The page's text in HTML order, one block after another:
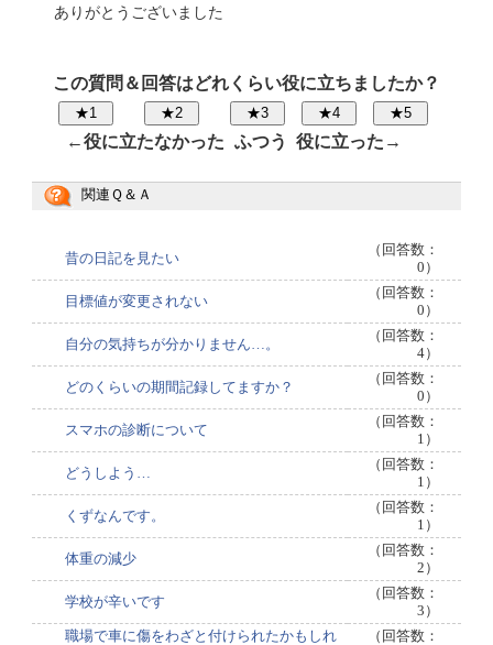
ありがとうございました
この質問＆回答はどれくらい役に立ちましたか？
←役に立たなかった ふつう 役に立った→
関連Ｑ＆Ａ
昔の日記を見たい
（回答数：
0）
目標値が変更されない
（回答数：
0）
自分の気持ちが分かりません…。
（回答数：
4）
どのくらいの期間記録してますか？
（回答数：
0）
スマホの診断について
（回答数：
1）
どうしよう…
（回答数：
1）
くずなんです。
（回答数：
1）
体重の減少
（回答数：
2）
学校が辛いです
（回答数：
3）
職場で車に傷をわざと付けられたかもしれ
（回答数：